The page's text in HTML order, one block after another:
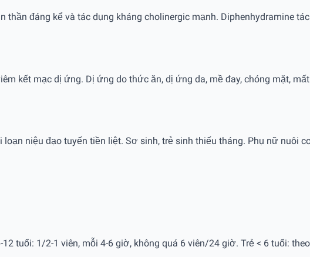
đáng kể và tác dụng kháng cholinergic mạnh. Diphenhydramine
kết mạc dị ứng. Dị ứng do thức ăn, dị ứng da, mề đay, chóng mặt,
niệu đạo tuyến tiền liệt. Sơ sinh, trẻ sinh thiếu tháng. Phụ nữ nuôi
tuổi: 1/2-1 viên, mỗi 4-6 giờ, không quá 6 viên/24 giờ. Trẻ < 6 tuổi: